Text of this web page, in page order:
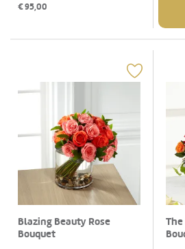
€95,00
Blazing Beauty Rose
Bouquet